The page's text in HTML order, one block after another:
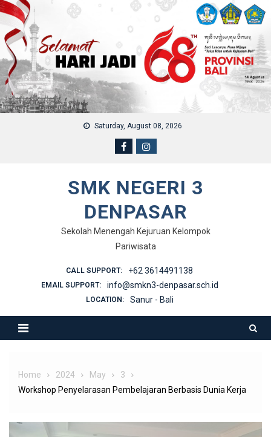
Skip to content
Saturday, August 08, 2026
SMK NEGERI 3
DENPASAR
Sekolah Menengah Kejuruan Kelompok
Pariwisata
CALL SUPPORT: +62 3614491138
EMAIL SUPPORT: info@smkn3-denpasar.sch.id
LOCATION: Sanur - Bali
Home 2024 May
3
Workshop Penyelarasan Pembelajaran Berbasis Dunia Kerja